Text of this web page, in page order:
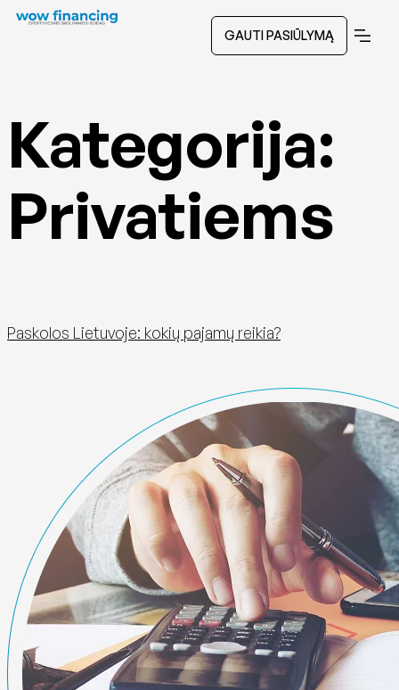
GAUTI PASIŪLYMĄ
Kategorija:
Privatiems
Paskolos Lietuvoje: kokių pajamų reikia?